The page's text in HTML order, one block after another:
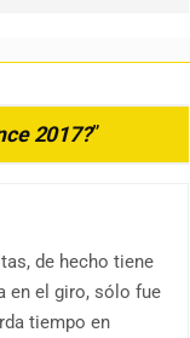
2017?”
de hecho tiene
en el giro, sólo fue
tiempo en